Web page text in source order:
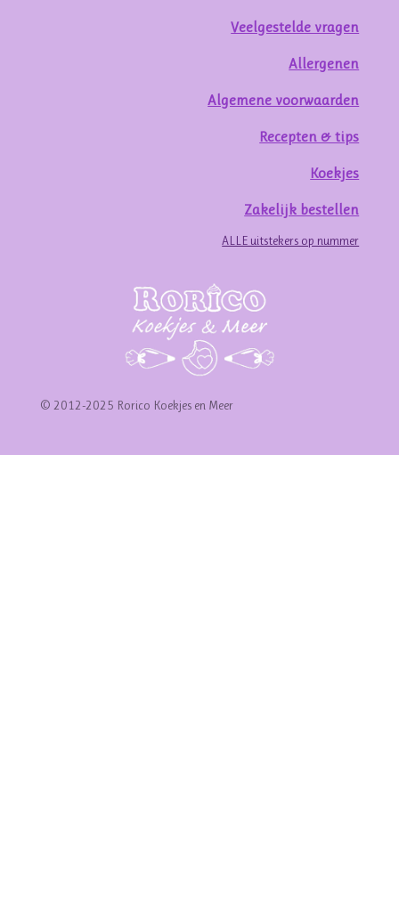
Veelgestelde vragen
Allergenen
Algemene voorwaarden
Recepten & tips
Koekjes
Zakelijk bestellen
ALLE uitstekers op nummer
© 2012-2025 Rorico Koekjes en Meer